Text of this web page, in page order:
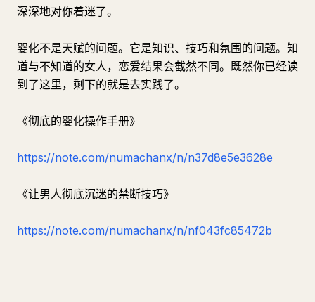
深深地对你着迷了。
婴化不是天赋的问题。它是知识、技巧和氛围的问题。知
道与不知道的女人，恋爱结果会截然不同。既然你已经读
到了这里，剩下的就是去实践了。
《彻底的婴化操作手册》
https://note.com/numachanx/n/n37d8e5e3628e
《让男人彻底沉迷的禁断技巧》
https://note.com/numachanx/n/nf043fc85472b